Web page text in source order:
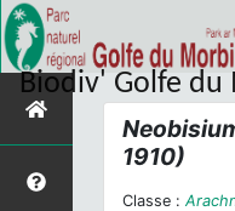
Biodiv' Golfe du
1910)
Classe :